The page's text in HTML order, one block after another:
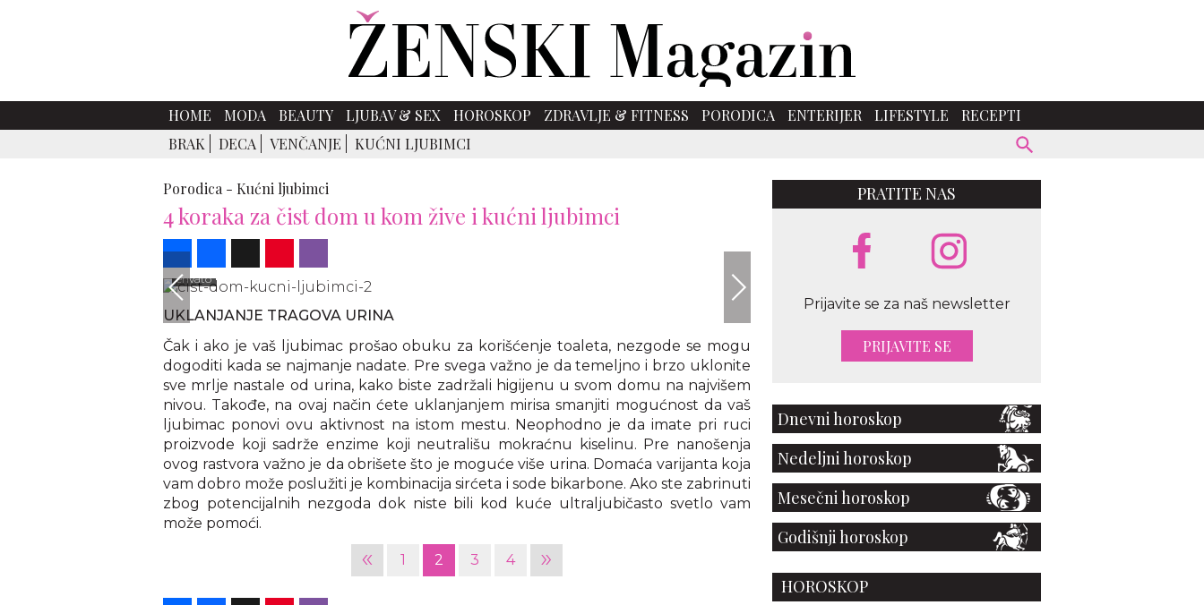
HOME MODA BEAUTY LJUBAV & SEX HOROSKOP ZDRAVLJE & FITNESS PORODICA ENTERIJER LIFESTYLE
RECEPTI
BRAK
DECA VENČANJE KUĆNI LJUBIMCI
Porodica - Kućni ljubimci
4 koraka za čist dom u kom žive i kućni ljubimci
envato
UKLANJANJE TRAGOVA URINA
Čak i ako je vaš ljubimac prošao obuku za korišćenje toaleta, nezgode se mogu
dogoditi kada se najmanje nadate. Pre svega važno je da temeljno i brzo uklonite
sve mrlje nastale od urina, kako biste zadržali higijenu u svom domu na najvišem
nivou. Takođe, na ovaj način ćete uklanjanjem mirisa smanjiti mogućnost da vaš
ljubimac ponovi ovu aktivnost na istom mestu. Neophodno je da imate pri ruci
proizvode koji sadrže enzime koji neutrališu mokraćnu kiselinu. Pre nanošenja
ovog rastvora važno je da obrišete što je moguće više urina. Domaća varijanta koja
vam dobro može poslužiti je kombinacija sirćeta i sode bikarbone. Ako ste zabrinuti
zbog potencijalnih nezgoda dok niste bili kod kuće ultraljubičasto svetlo vam
može pomoći.
« 1 2 3 4 »
PRATITE NAS
Prijavite se za naš newsletter
PRIJAVITE SE
Dnevni horoskop
Nedeljni horoskop
Mesečni horoskop
Godišnji horoskop
HOROSKOP